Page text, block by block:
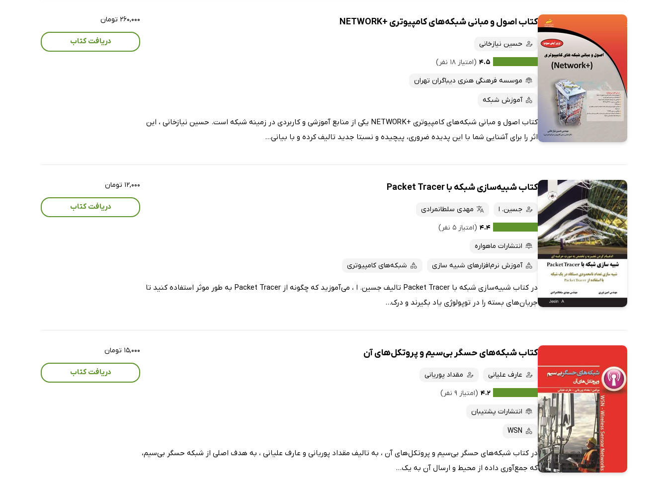
کتاب اصول و مبانی شبکه‌های کامپیوتری +NETWORK
حسین نیازخانی
۴.۵ (امتیاز ۱۸ نفر)
موسسه فرهنگی هنری دیباگران تهران
آموزش شبکه
کتاب اصول و مبانی شبکه‌های کامپیوتری +NETWORK یکی از منابع آموزشی و کاربردی در زمینه شبکه است. حسین نیازخانی ، این
اثر را برای آشنایی شما با این پدیده ضروری، ‌پیچیده و نسبتا جدید تالیف کرده و با بیانی...
۲۶۰,۰۰۰ تومان
دریافت کتاب
کتاب شبیه‌سازی شبکه با Packet Tracer
جسین. ا
مهدی سلطانمرادی
۴.۴ (امتیاز ۵ نفر)
انتشارات ماهواره
آموزش نرم‌افزارهای شبیه سازی شبکه‌های کامپیوتری
در کتاب شبیه‌سازی شبکه با Packet Tracer تالیف جسین. ا ، می‌آموزید که چگونه از Packet Tracer به طور موثر استفاده کنید تا
جریان‌های بسته را در توپولوژی یاد بگیرند و درک...
۱۲,۰۰۰ تومان
دریافت کتاب
کتاب شبکه‌های حسگر بی‌سیم و پروتکل‌های آن
عارف علیانی
مقداد پوریانی
۴.۲ (امتیاز ۹ نفر)
انتشارات پشتیبان
WSN
در کتاب شبکه‌های حسگر بی‌سیم و پروتکل‌های آن ، به تالیف مقداد پوریانی و عارف علیانی ، به هدف اصلی از شبکه حسگر بی‌سیم،
که جمع‌آوری داده از محیط و ارسال آن به یک...
۱۵,۰۰۰ تومان
دریافت کتاب